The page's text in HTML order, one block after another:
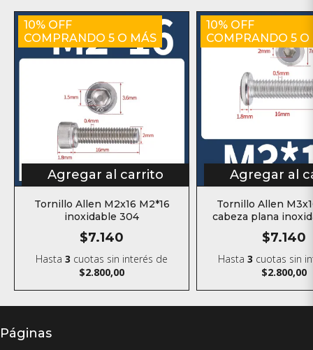
10% OFF
COMPRANDO 5 O MÁS
Agregar al carrito
Tornillo Allen M2x16 M2*16
inoxidable 304
$7.140
Hasta3 cuotas sin interés de
$2.800,00
10% OFF
COMPRANDO 5 O
Agregar al
Tornillo Allen
cabeza plana
$7.140
Hasta3 cuotas sin
$2.800,00
Páginas